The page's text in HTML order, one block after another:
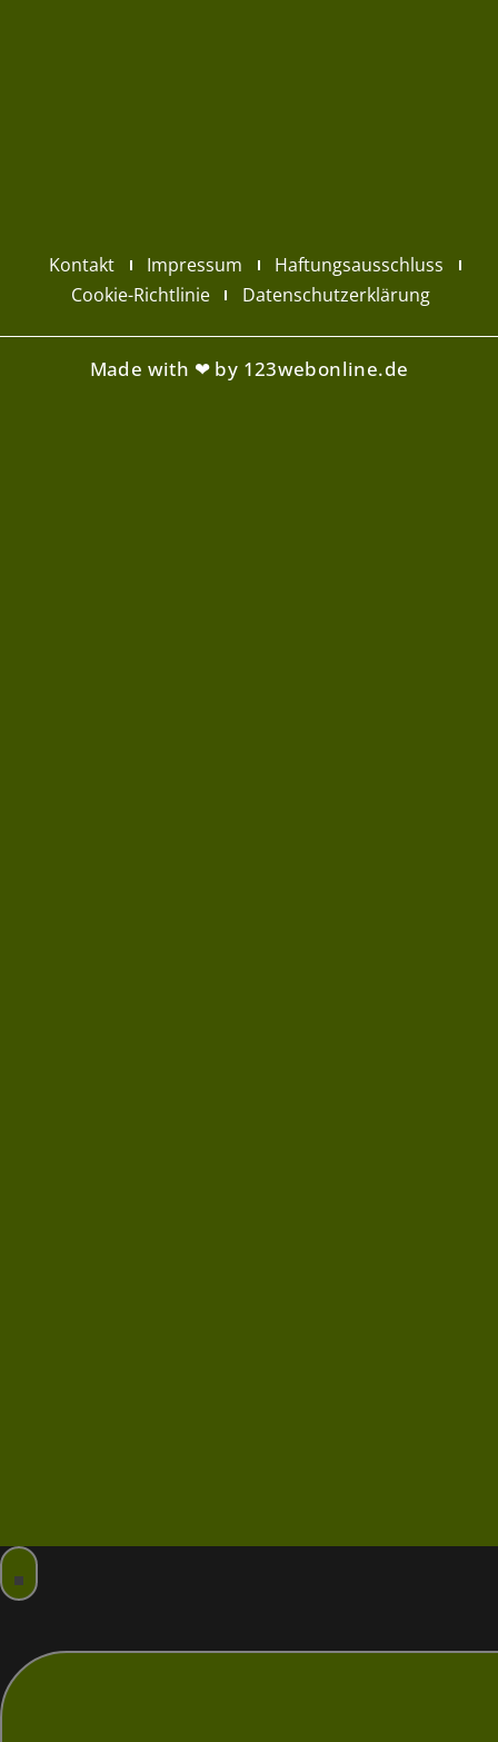
Kontakt Impressum
Haftungsausschluss
Cookie-Richtlinie
Datenschutzerklärung
Made with ❤ by 123webonline.de